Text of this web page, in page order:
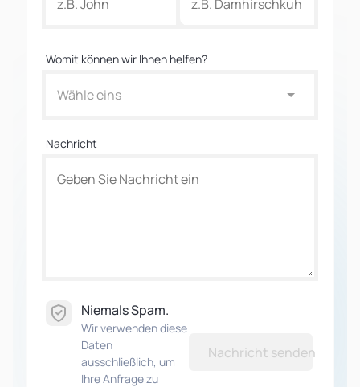
Womit können wir Ihnen helfen?
Wähle eins
Nachricht
Niemals Spam.
Wir verwenden diese
Daten
ausschließlich, um
Ihre Anfrage zu
Nachricht senden